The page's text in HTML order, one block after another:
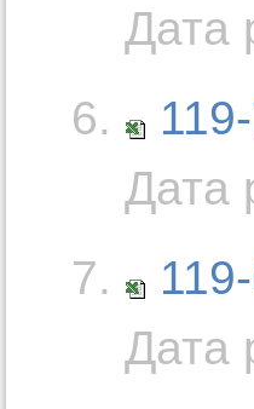
Дата
Дата
Дата